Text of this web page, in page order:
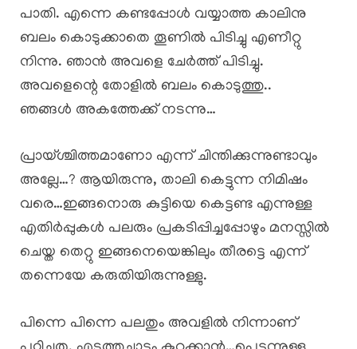
പാതി. എന്നെ കണ്ടപ്പോൾ വയ്യാത്ത കാലിനു
ബലം കൊടുക്കാതെ തൂണിൽ പിടിച്ചു എണീറ്റു
നിന്നു. ഞാൻ അവളെ ചേർത്ത് പിടിച്ചു.
അവളെന്റെ തോളിൽ ബലം കൊടുത്തു..
ഞങ്ങൾ അകത്തേക്ക് നടന്നു…
പ്രായ്ശ്ചിത്തമാണോ എന്ന് ചിന്തിക്കുന്നുണ്ടാവും
അല്ലേ…? ആയിരുന്നു, താലി കെട്ടുന്ന നിമിഷം
വരെ…ഇങ്ങനൊരു കുട്ടിയെ കെട്ടണ്ട എന്നുള്ള
എതിർപ്പുകൾ പലരും പ്രകടിപ്പിച്ചപ്പോഴും മനസ്സിൽ
ചെയ്ത തെറ്റു ഇങ്ങനെയെങ്കിലും തീരട്ടെ എന്ന്
തന്നെയേ കരുതിയിരുന്നുള്ളു.
പിന്നെ പിന്നെ പലതും അവളിൽ നിന്നാണ്